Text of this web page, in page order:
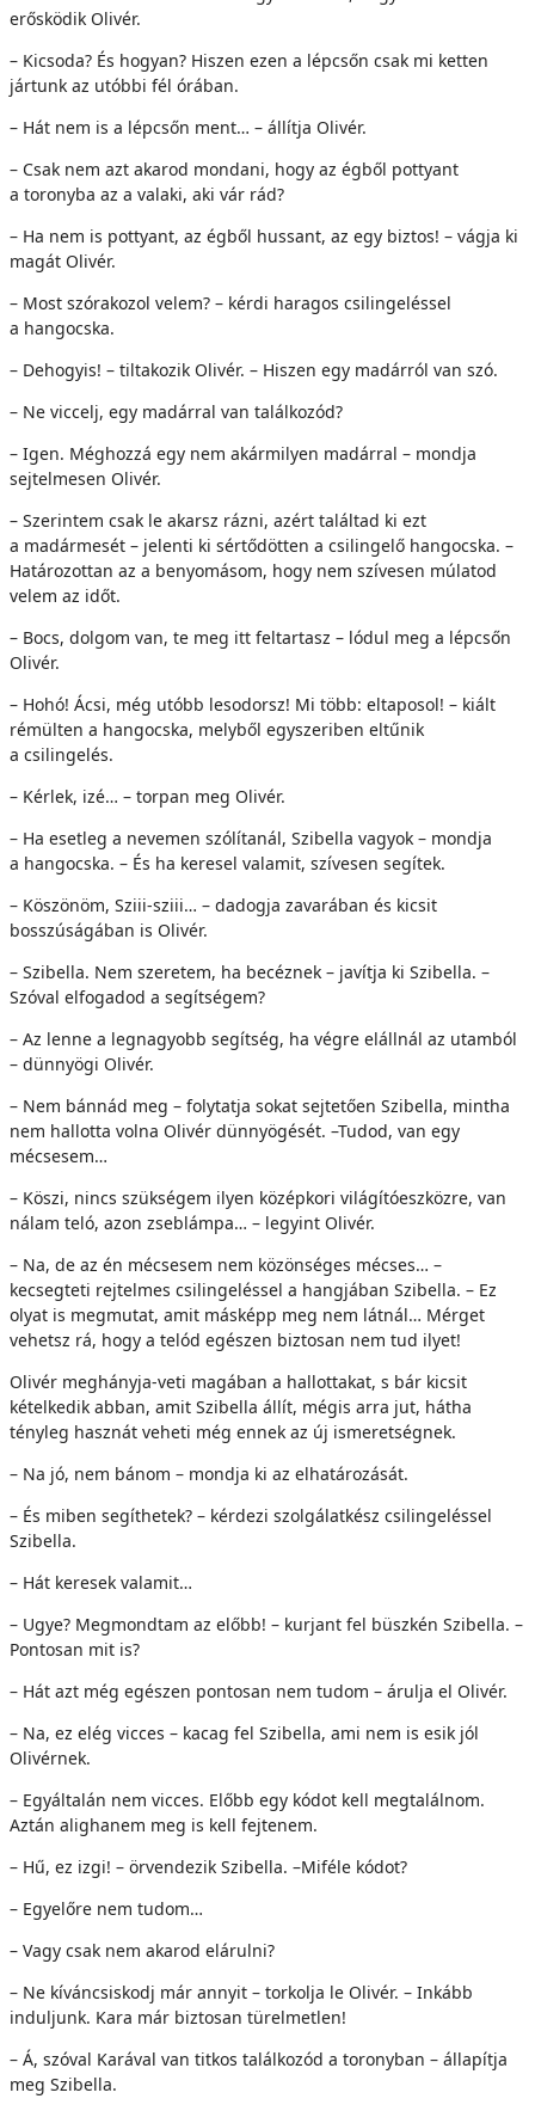
erősködik Olivér.
– Kicsoda? És hogyan? Hiszen ezen a lépcsőn csak mi ketten
jártunk az utóbbi fél órában.
– Hát nem is a lépcsőn ment… – állítja Olivér.
– Csak nem azt akarod mondani, hogy az égből pottyant
a toronyba az a valaki, aki vár rád?
– Ha nem is pottyant, az égből hussant, az egy biztos! – vágja ki
magát Olivér.
– Most szórakozol velem? – kérdi haragos csilingeléssel
a hangocska.
– Dehogyis! – tiltakozik Olivér. – Hiszen egy madárról van szó.
– Ne viccelj, egy madárral van találkozód?
– Igen. Méghozzá egy nem akármilyen madárral – mondja
sejtelmesen Olivér.
– Szerintem csak le akarsz rázni, azért találtad ki ezt
a madármesét – jelenti ki sértődötten a csilingelő hangocska. –
Határozottan az a benyomásom, hogy nem szívesen múlatod
velem az időt.
– Bocs, dolgom van, te meg itt feltartasz – lódul meg a lépcsőn
Olivér.
– Hohó! Ácsi, még utóbb lesodorsz! Mi több: eltaposol! – kiált
rémülten a hangocska, melyből egyszeriben eltűnik
a csilingelés.
– Kérlek, izé… – torpan meg Olivér.
– Ha esetleg a nevemen szólítanál, Szibella vagyok – mondja
a hangocska. – És ha keresel valamit, szívesen segítek.
– Köszönöm, Sziii-sziii… – dadogja zavarában és kicsit
bosszúságában is Olivér.
– Szibella. Nem szeretem, ha becéznek – javítja ki Szibella. –
Szóval elfogadod a segítségem?
– Az lenne a legnagyobb segítség, ha végre elállnál az utamból
– dünnyögi Olivér.
– Nem bánnád meg – folytatja sokat sejtetően Szibella, mintha
nem hallotta volna Olivér dünnyögését. –Tudod, van egy
mécsesem…
– Köszi, nincs szükségem ilyen középkori világítóeszközre, van
nálam teló, azon zseblámpa… – legyint Olivér.
– Na, de az én mécsesem nem közönséges mécses… –
kecsegteti rejtelmes csilingeléssel a hangjában Szibella. – Ez
olyat is megmutat, amit másképp meg nem látnál… Mérget
vehetsz rá, hogy a telód egészen biztosan nem tud ilyet!
Olivér meghányja-veti magában a hallottakat, s bár kicsit
kételkedik abban, amit Szibella állít, mégis arra jut, hátha
tényleg hasznát veheti még ennek az új ismeretségnek.
– Na jó, nem bánom – mondja ki az elhatározását.
– És miben segíthetek? – kérdezi szolgálatkész csilingeléssel
Szibella.
– Hát keresek valamit…
– Ugye? Megmondtam az előbb! – kurjant fel büszkén Szibella. –
Pontosan mit is?
– Hát azt még egészen pontosan nem tudom – árulja el Olivér.
– Na, ez elég vicces – kacag fel Szibella, ami nem is esik jól
Olivérnek.
– Egyáltalán nem vicces. Előbb egy kódot kell megtalálnom.
Aztán alighanem meg is kell fejtenem.
– Hű, ez izgi! – örvendezik Szibella. –Miféle kódot?
– Egyelőre nem tudom…
– Vagy csak nem akarod elárulni?
– Ne kíváncsiskodj már annyit – torkolja le Olivér. – Inkább
induljunk. Kara már biztosan türelmetlen!
– Á, szóval Karával van titkos találkozód a toronyban – állapítja
meg Szibella.